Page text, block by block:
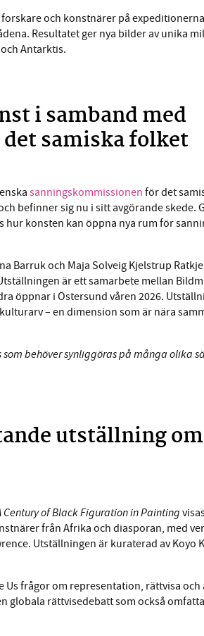
och konstnärer på
Resultatet ger nya bilder av unika
Antarktis.
i samband med
samiska folket
sanningskommissionen för det
befinner sig nu i sitt avgörande skede.
konsten kan öppna nya rum för
Barruk och Maja Solveig Kjelstrup
är ett samarbete mellan
öppnar i Östersund våren 2026.
– en dimension som är nära
behöver synliggöras på många olika
utställning
Century of Black Figuration in Painting
från Afrika och diasporan, med
Utställningen är kuraterad av Koyo
Us frågor om representation, rättvisa
globala rättvisedebatt som också